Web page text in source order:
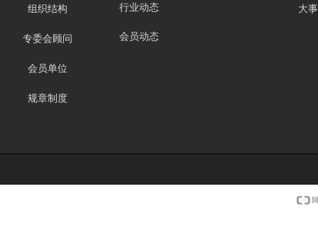
组织结构
专委会顾问
会员单位
规章制度
行业动态
会员动态
大